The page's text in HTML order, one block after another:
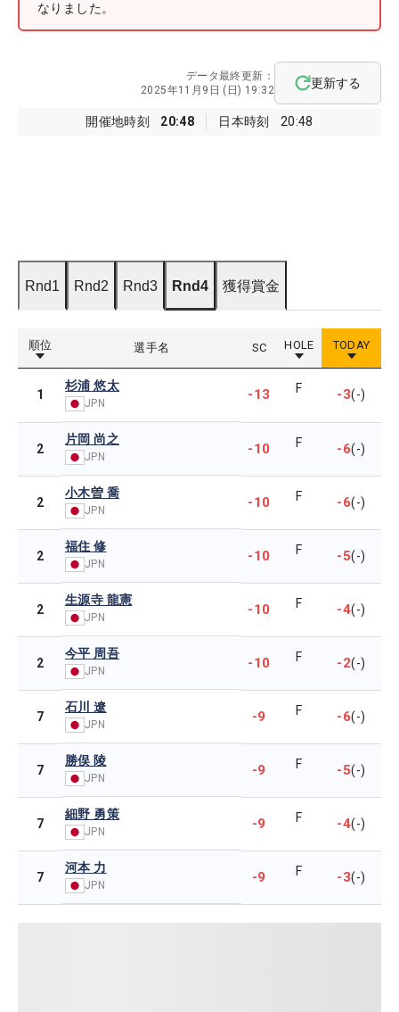
なりました。
開催地時刻 20:48 日本時刻 20:48
データ最終更新：
2025年11月9日 (日) 19:32
更新する
Rnd1 Rnd2 Rnd3 Rnd4 獲得賞金
順位 選手名 SC HOLE TODAY
1
杉浦 悠太
JPN
-13 F -3(-)
2
片岡 尚之
JPN -10 F -6(-)
2
小木曽 喬
JPN -10 F -6(-)
2
福住 修
JPN -10 F -5(-)
2
生源寺 龍憲
JPN -10 F -4(-)
2
今平 周吾
JPN -10 F -2(-)
7
石川 遼
JPN -9 F -6(-)
7
勝俣 陵
JPN -9 F -5(-)
7
細野 勇策
JPN -9 F -4(-)
7
河本 力
JPN -9 F -3(-)